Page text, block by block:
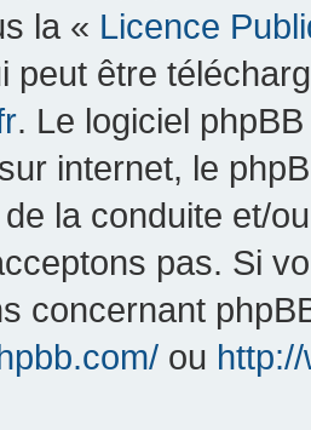
la « Licence
peut être
. Le logiciel
internet, le
la conduite et/
pas. Si
concernant
ou